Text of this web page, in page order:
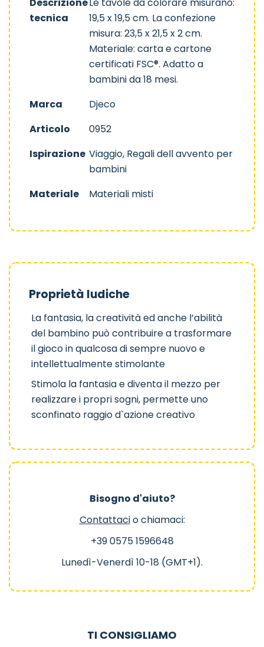
Descrizione
tecnica
Le tavole da colorare misurano:
19,5 x 19,5 cm. La confezione
misura: 23,5 x 21,5 x 2 cm.
Materiale: carta e cartone
certificati FSC®. Adatto a
bambini da 18 mesi.
Marca
Djeco
Articolo
0952
Ispirazione Viaggio, Regali dell avvento per
bambini
Materiale
Materiali misti
Proprietà ludiche
La fantasia, la creatività ed anche l’abilità
del bambino può contribuire a trasformare
il gioco in qualcosa di sempre nuovo e
intellettualmente stimolante
Stimola la fantasia e diventa il mezzo per
realizzare i propri sogni, permette uno
sconfinato raggio d`azione creativo
Bisogno d'aiuto?
Contattacio chiamaci:
+39 0575 1596648
Lunedì-Venerdì 10-18 (GMT+1).
TI CONSIGLIAMO